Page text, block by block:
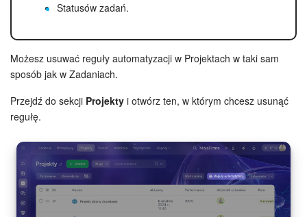
Analityka CRM
Baza Wiedzy
CRM + Sklep internetowy
Wsparcie Bitrix24
AI CoPilot
Bitrix24 On-premise
Statusów zadań.
Możesz usuwać reguły automatyzacji w Projektach w taki sam
sposób jak w Zadaniach.
Przejdź do sekcji Projekty i otwórz ten, w którym chcesz usunąć
regułę.